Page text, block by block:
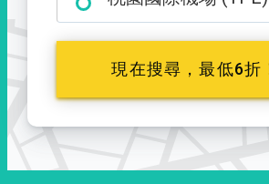
現在搜尋，最低6折